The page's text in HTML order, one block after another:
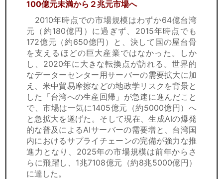
100億元未満から２兆元市場へ
2010年時点での市場規模はわずか64億台湾
元（約180億円）に過ぎず、2015年時点でも
172億元（約650億円）と、決して国の屋台骨
を支えるほどの巨大産業ではなかった。しか
し、2020年に大きな転換点が訪れる。世界的
なデーターセンター用サーバーの需要拡大に加
え、米中貿易摩擦などの地政学リスクを背景と
した「台湾への生産回帰」が急速に進んだこと
で、市場は一気に1405億元（約5000億円）へ
と急拡大を遂げた。そして現在、生成AIの爆発
的な普及によるAIサーバーの需要増と、台湾国
内におけるサプライチェーンの完備が強力な推
進力となり、2025年の市場規模は前年からさ
らに飛躍し、1兆7108億元（約8兆5000億円）
に達した。